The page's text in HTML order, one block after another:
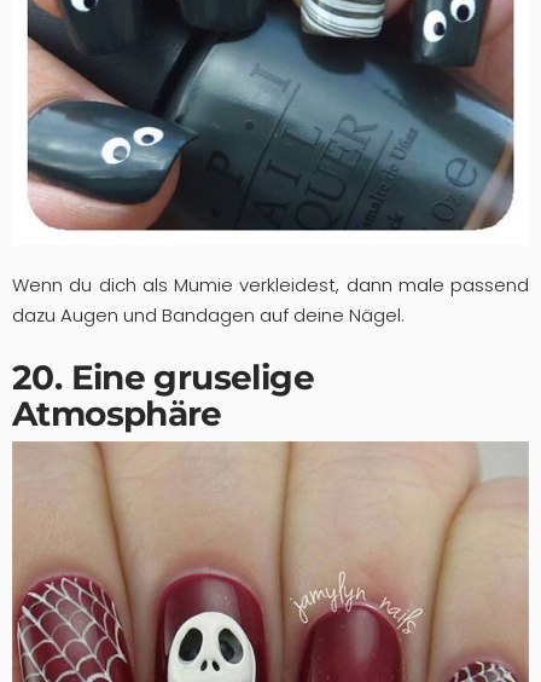
Wenn du dich als Mumie verkleidest, dann male passend
dazu Augen und Bandagen auf deine Nägel.
20. Eine gruselige
Atmosphäre